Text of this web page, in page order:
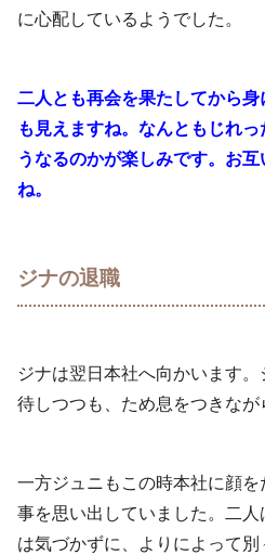
に心配しているようでした。
二人とも再会を果たしてから
も見えますね。なんともじれ
うなるのかが楽しみです。お
ね。
ジナの退職
ジナは翌日本社へ向かいます
待しつつも、ため息をつきなが
一方ジュニもこの時本社に顔
事を思い出していました。二
は気づかずに、よりによって